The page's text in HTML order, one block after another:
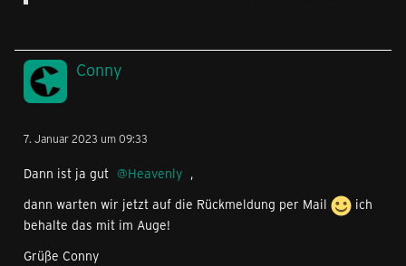
Conny
7. Januar 2023 um 09:33
Dann ist ja gut Heavenly ,
dann warten wir jetzt auf die Rückmeldung per Mail
ich
behalte das mit im Auge!
Grüße Conny